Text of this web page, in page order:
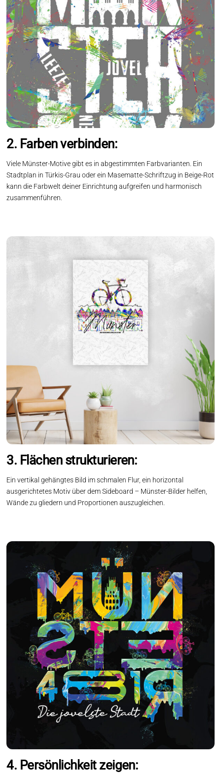
2. Farben verbinden:
Viele Münster-Motive gibt es in abgestimmten Farbvarianten. Ein
Stadtplan in Türkis-Grau oder ein Masematte-Schriftzug in Beige-Rot
kann die Farbwelt deiner Einrichtung aufgreifen und harmonisch
zusammenführen.
3. Flächen strukturieren:
Ein vertikal gehängtes Bild im schmalen Flur, ein horizontal
ausgerichtetes Motiv über dem Sideboard – Münster-Bilder helfen,
Wände zu gliedern und Proportionen auszugleichen.
4. Persönlichkeit zeigen: